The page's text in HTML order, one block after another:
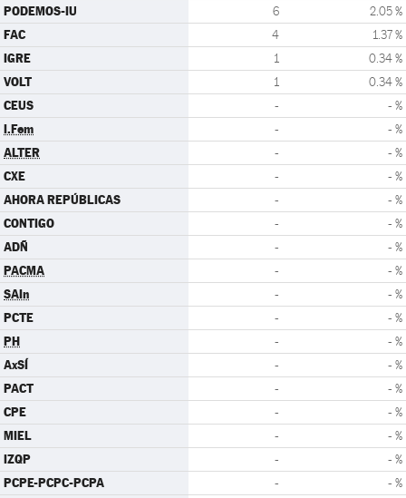
PODEMOS-IU 6 2.05 %
FAC 4 1.37 %
IGRE 1 0.34 %
VOLT 1 0.34 %
CEUS - - %
I.Fem - - %
ALTER - - %
CXE - - %
AHORA REPÚBLICAS - - %
CONTIGO - - %
ADÑ - - %
PACMA - - %
SAIn - - %
PCTE - - %
PH - - %
AxSÍ - - %
PACT - - %
CPE - - %
MIEL - - %
IZQP - - %
PCPE-PCPC-PCPA - - %